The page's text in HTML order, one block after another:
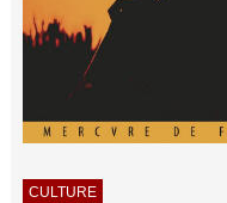
CULTURE